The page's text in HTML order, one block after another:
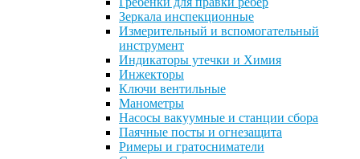
Зеркала инспекционные
Измерительный и вспомогательный
инструмент
Индикаторы утечки и Химия
Инжекторы
Ключи вентильные
Манометры
Насосы вакуумные и станции сбора
Паячные посты и огнезащита
Римеры и гратосниматели